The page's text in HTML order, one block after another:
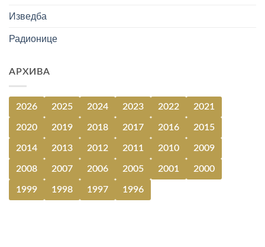
Изведба
Радионице
АРХИВА
2026 2025 2024 2023 2022 2021
2020 2019 2018 2017 2016 2015
2014 2013 2012 2011 2010 2009
2008 2007 2006 2005 2001 2000
1999 1998 1997 1996